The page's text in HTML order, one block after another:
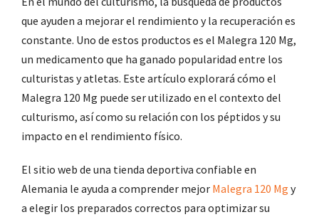
que ayuden a mejorar el rendimiento y la recuperación es
constante. Uno de estos productos es el Malegra 120 Mg,
un medicamento que ha ganado popularidad entre los
culturistas y atletas. Este artículo explorará cómo el
Malegra 120 Mg puede ser utilizado en el contexto del
culturismo, así como su relación con los péptidos y su
impacto en el rendimiento físico.
El sitio web de una tienda deportiva confiable en
Alemania le ayuda a comprender mejor Malegra 120 Mg y
a elegir los preparados correctos para optimizar su